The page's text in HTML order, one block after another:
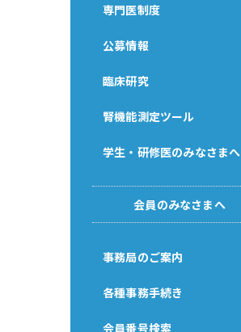
専門医制度
公募情報
臨床研究
腎機能測定ツール
学生・研修医のみなさまへ
会員のみなさまへ
事務局のご案内
各種事務手続き
会員番号検索